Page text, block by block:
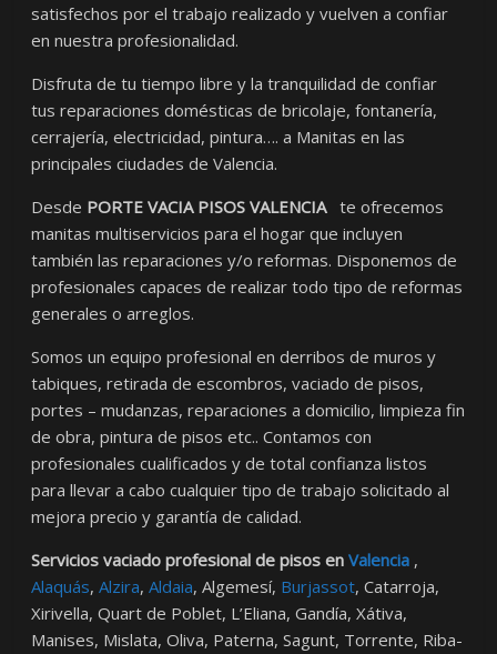
satisfechos por el trabajo realizado y vuelven a confiar
en nuestra profesionalidad.
Disfruta de tu tiempo libre y la tranquilidad de confiar
tus reparaciones domésticas de bricolaje, fontanería,
cerrajería, electricidad, pintura…. a Manitas en las
principales ciudades de Valencia.
Desde PORTE VACIA PISOS VALENCIAte ofrecemos
manitas multiservicios para el hogar que incluyen
también las reparaciones y/o reformas. Disponemos de
profesionales capaces de realizar todo tipo de reformas
generales o arreglos.
Somos un equipo profesional en derribos de muros y
tabiques, retirada de escombros, vaciado de pisos,
portes – mudanzas, reparaciones a domicilio, limpieza fin
de obra, pintura de pisos etc.. Contamos con
profesionales cualificados y de total confianza listos
para llevar a cabo cualquier tipo de trabajo solicitado al
mejora precio y garantía de calidad.
Servicios vaciado profesional de pisos enValencia ,
Alaquás,Alzira,Aldaia, Algemesí, Burjassot, Catarroja,
Xirivella, Quart de Poblet, L’Eliana, Gandía, Xátiva,
Manises, Mislata, Oliva, Paterna, Sagunt, Torrente, Riba-